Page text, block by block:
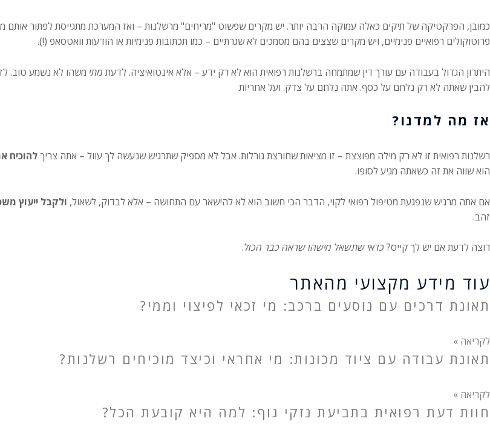
כמובן, הפרקטיקה של תיקים כאלה עמוקה הרבה יותר. יש מקרים שפשוט "מריחים" מרשלנות – ואז המערכת מתגייסת לפתור אותם
פרוטוקולים רפואיים פנימיים, ויש מקרים שצצים בהם מסמכים לא שגרתיים – כמו תכתובות פנימיות או הודעות וואטסאפ (!).
היתרון הגדול בעבודה עם עורך דין שמתמחה ברשלנות רפואית הוא לא רק ידע – אלא אינטואיציה. לדעת מתי משהו לא נשמע טוב.
להבין שאתה לא רק נלחם על כסף. אתה נלחם על צדק. ועל אחריות.
אז מה למדנו?
רשלנות רפואית זו לא רק מילה מפוצצת – זו מציאות שחורצת גורלות. אבל לא מספיק שתרגיש שנעשה לך עוול – אתה צריךלהוכיח
הוא שווה את זה כשאתה מגיע לסופו.
אם אתה מרגיש שנפגעת מטיפול רפואי לקוי, הדבר הכי חשוב הוא לא להישאר עם התחושה – אלא לבדוק, לשאול, ולקבל ייעוץ
זהב.
רוצה לדעת אם יש לך קייס? כדאי שתשאל מישהו שראה כבר הכול.
עוד מידע מקצועי מהאתר
תאונת דרכים עם נוסעים ברכב: מי זכאי לפיצוי וממי?
לקריאה »
תאונת עבודה עם ציוד מכונות: מי אחראי וכיצד מוכיחים רשלנות?
לקריאה »
חוות דעת רפואית בתביעת נזקי גוף: למה היא קובעת הכל?